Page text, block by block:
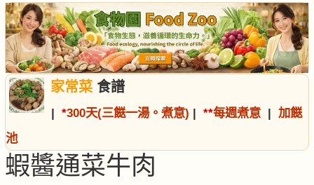
家常菜食譜
| *300天(三餸一湯。煮意) | **每週煮意 | 加餸
池
蝦醬通菜牛肉